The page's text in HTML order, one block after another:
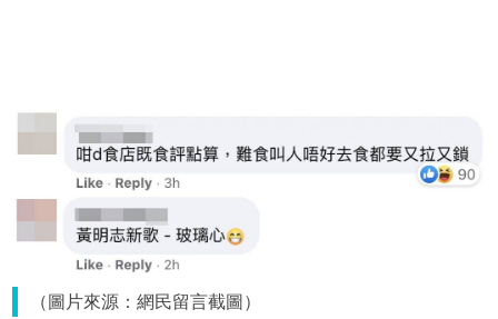
（圖片來源：網民留言截圖）